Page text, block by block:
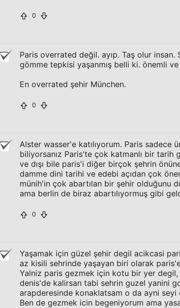
0
Paris overrated değil. ayıp. Taş olur
gömme tepkisi yaşanmış belli ki. önemli
En overrated şehir München.
0
Alster wasser'e katılıyorum. Paris sadece
biliyorsanız Paris'te çok katmanlı bir tarih
ve dışı bile paris'i diğer birçok şehrin
damme dini tarihi ve edebi açıdan çok
münih'in çok abartılan bir şehir olduğunu
ama berlin de biraz abartılıyormuş gibi
0
Yaşamak için güzel şehir degil acikcasi
az kisili sehrinde yaşayan biri olarak
Yalniz paris gezmek için kotu bir yer
denis'de kalirsan tabi sehrin guzel yanini
arapderesinde konaklatsam o da ayni
Ben de gezmek icin begeniyorum ama